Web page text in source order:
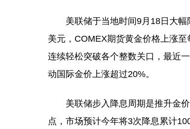
美联储于当地时间9月18日大幅
美元，COMEX期货黄金价格上涨
连续轻松突破各个整数关口，最近
动国际金价上涨超过20%。
美联储步入降息周期是推升金价
点，市场预计今年将3次降息累计